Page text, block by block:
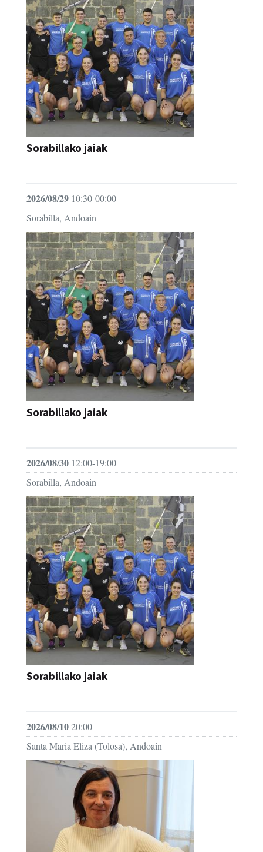
Sorabillako jaiak
2026/08/29 10:30-00:00
Sorabilla, Andoain
Sorabillako jaiak
2026/08/30 12:00-19:00
Sorabilla, Andoain
Sorabillako jaiak
2026/08/1020:00
Santa Maria Eliza (Tolosa), Andoain